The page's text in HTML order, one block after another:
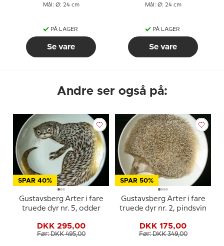
Mål: Ø: 24 cm
PÅ LAGER
Se vare
Mål: Ø: 24 cm
PÅ LAGER
Se vare
Andre ser også på:
SPAR 40%
Gustavsberg Arter i fare
truede dyr nr. 5, odder
DKK 295,00
Før: DKK 495,00
SPAR 50%
Gustavsberg Arter i fare
truede dyr nr. 2, pindsvin
DKK 175,00
Før: DKK 349,00